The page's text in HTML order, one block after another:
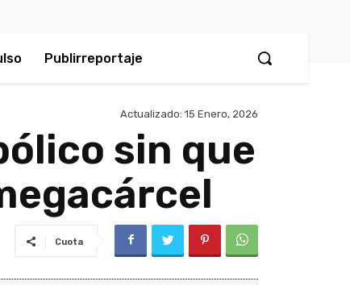
Publirreportaje
Actualizado: 15 Enero, 2026
sin que
Cuota